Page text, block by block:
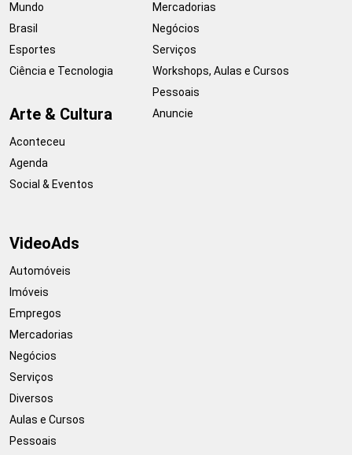
Mundo
Brasil
Esportes
Ciência e Tecnologia
Arte & Cultura
Aconteceu
Agenda
Social & Eventos
Mercadorias
Negócios
Serviços
Workshops, Aulas e Cursos
Pessoais
Anuncie
VideoAds
Automóveis
Imóveis
Empregos
Mercadorias
Negócios
Serviços
Diversos
Aulas e Cursos
Pessoais